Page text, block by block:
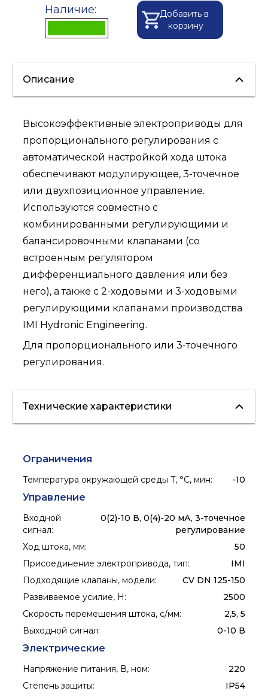
Наличие:
Добавить в
корзину
Описание
Высокоэффективные электроприводы для
пропорционального регулирования с
автоматической настройкой хода штока
обеспечивают модулирующее, 3-точечное
или двухпозиционное управление.
Используются совместно с
комбинированными регулирующими и
балансировочными клапанами (со
встроенным регулятором
дифференциального давления или без
него), а также с 2-ходовыми и 3-ходовыми
регулирующими клапанами производства
IMI Hydronic Engineering.
Для пропорционального или 3-точечного
регулирования.
Технические характеристики
Ограничения
Температура окружающей среды T, °C, мин: -10
Управление
Входной
сигнал:
0(2)-10 В, 0(4)-20 мА, 3-точечное
регулирование
Ход штока, мм:
50
Присоединение электропривода, тип:
IMI
Подходящие клапаны, модели:
CV DN 125-150
Развиваемое усилие, Н:
2500
Скорость перемещения штока, с/мм:
2,5, 5
Выходной сигнал: 0-10 В
Электрические
Напряжение питания, В, ном:
220
Степень защиты: IP54